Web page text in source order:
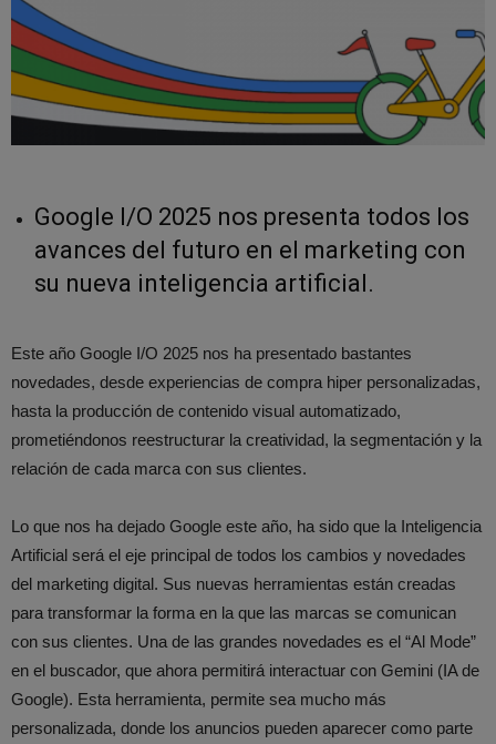
Google I/O 2025 nos presenta todos los
avances del futuro en el marketing con
su nueva inteligencia artificial.
Este año Google I/O 2025 nos ha presentado bastantes
novedades, desde experiencias de compra hiper personalizadas,
hasta la producción de contenido visual automatizado,
prometiéndonos reestructurar la creatividad, la segmentación y la
relación de cada marca con sus clientes.
Lo que nos ha dejado Google este año, ha sido que la Inteligencia
Artificial será el eje principal de todos los cambios y novedades
del marketing digital. Sus nuevas herramientas están creadas
para transformar la forma en la que las marcas se comunican
con sus clientes. Una de las grandes novedades es el “Al Mode”
en el buscador, que ahora permitirá interactuar con Gemini (IA de
Google). Esta herramienta, permite sea mucho más
personalizada, donde los anuncios pueden aparecer como parte